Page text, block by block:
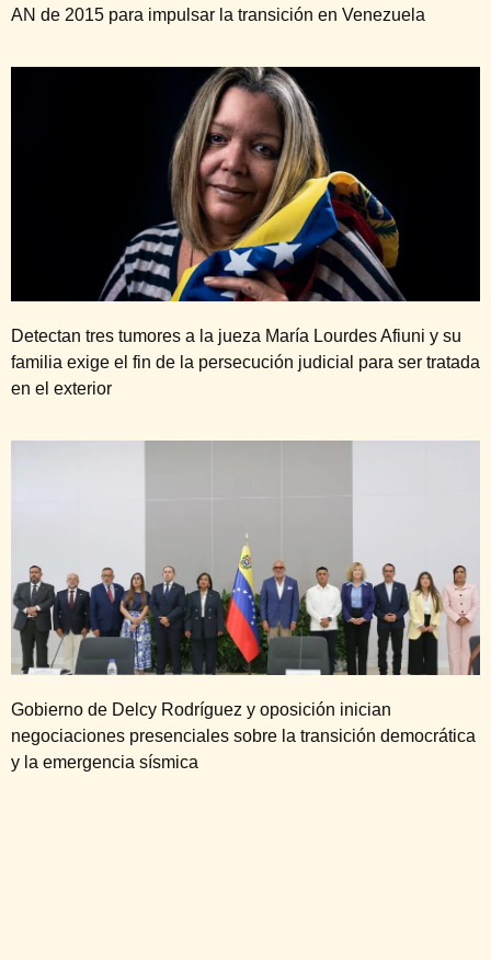
AN de 2015 para impulsar la transición en Venezuela
Detectan tres tumores a la jueza María Lourdes Afiuni y su
familia exige el fin de la persecución judicial para ser tratada
en el exterior
Gobierno de Delcy Rodríguez y oposición inician
negociaciones presenciales sobre la transición democrática
y la emergencia sísmica